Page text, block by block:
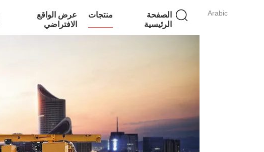
Arabic
الصفحة
الرئيسية
منتجات
عرض الواقع
الافتراضي